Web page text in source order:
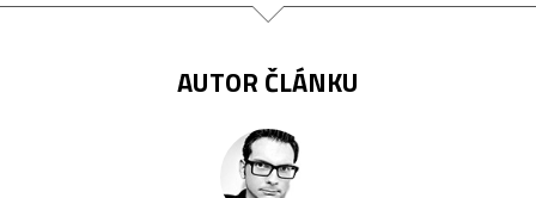
AUTOR ČLÁNKU